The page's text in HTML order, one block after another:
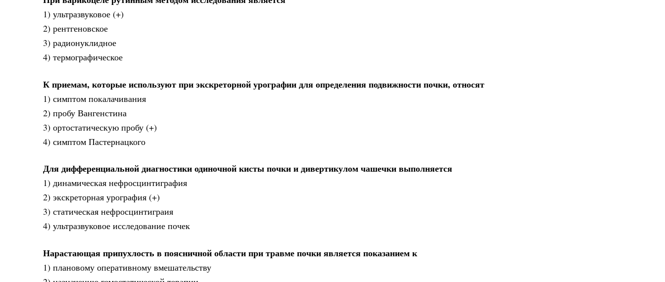
1) ультразвуковое (+)
2) рентгеновское
3) радионуклидное
4) термографическое
К приемам, которые используют при экскреторной урографии для определения подвижности почки, относят
1) симптом покалачивания
2) пробу Вангенстина
3) ортостатическую пробу (+)
4) симптом Пастернацкого
Для дифференциальной диагностики одиночной кисты почки и дивертикулом чашечки выполняется
1) динамическая нефросцинтиграфия
2) экскреторная урография (+)
3) статическая нефросцинтиграия
4) ультразвуковое исследование почек
Нарастающая припухлость в поясничной области при травме почки является показанием к
1) плановому оперативному вмешательству